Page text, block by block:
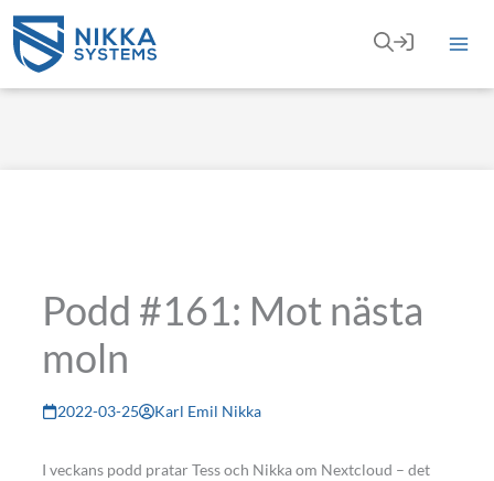
Hoppa
innehåll
Podd #161: Mot nästa
moln
2022-03-25 Karl Emil Nikka
I veckans podd pratar Tess och Nikka om Nextcloud – det